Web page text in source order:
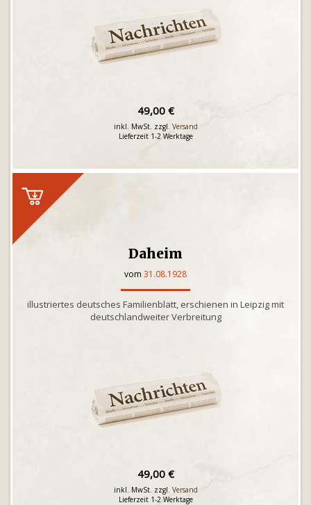
49,00 €
inkl. MwSt. zzgl. Versand
Lieferzeit 1-2 Werktage
Daheim
vom 31.08.1928
illustriertes deutsches Familienblatt, erschienen in Leipzig mit
deutschlandweiter Verbreitung
49,00 €
inkl. MwSt. zzgl. Versand
Lieferzeit 1-2 Werktage